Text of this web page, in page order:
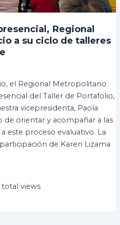
Regional
a su ciclo de talleres
el Regional Metropolitano
del Taller de Portafolio,
vicepresidenta, Paola
orientar y acompañar a las
este proceso evaluativo. La
de Karen Lizama
total views